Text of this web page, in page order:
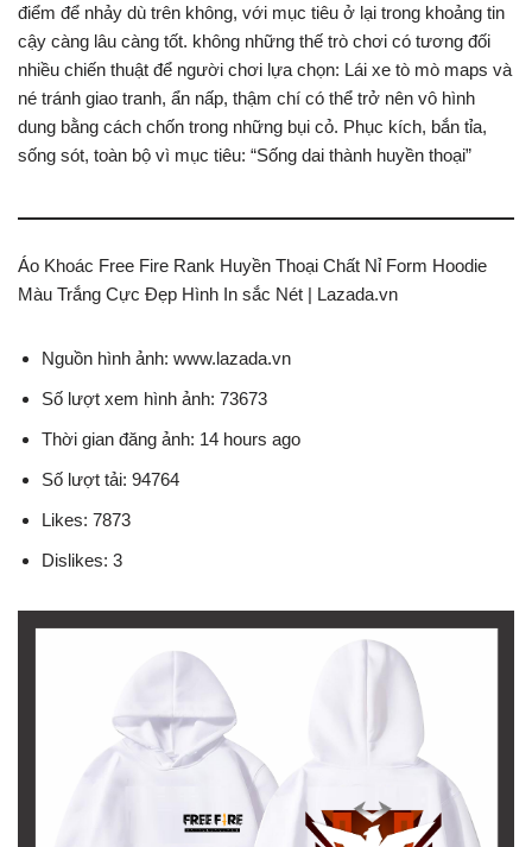
điểm để nhảy dù trên không, với mục tiêu ở lại trong khoảng tin
cậy càng lâu càng tốt. không những thế trò chơi có tương đối
nhiều chiến thuật để người chơi lựa chọn: Lái xe tò mò maps và
né tránh giao tranh, ẩn nấp, thậm chí có thể trở nên vô hình
dung bằng cách chốn trong những bụi cỏ. Phục kích, bắn tỉa,
sống sót, toàn bộ vì mục tiêu: “Sống dai thành huyền thoại”
Áo Khoác Free Fire Rank Huyền Thoại Chất Nỉ Form Hoodie
Màu Trắng Cực Đẹp Hình In sắc Nét | Lazada.vn
Nguồn hình ảnh: www.lazada.vn
Số lượt xem hình ảnh: 73673
Thời gian đăng ảnh: 14 hours ago
Số lượt tải: 94764
Likes: 7873
Dislikes: 3